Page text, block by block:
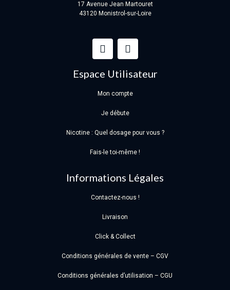
17 Avenue Jean Martouret
43120 Monistrol-sur-Loire
Espace Utilisateur
Mon compte
Je débute
Nicotine : Quel dosage pour vous ?
Fais-le toi-même !
Informations Légales
Contactez-nous !
Livraison
Click & Collect
Conditions générales de vente – CGV
Conditions générales d’utilisation – CGU